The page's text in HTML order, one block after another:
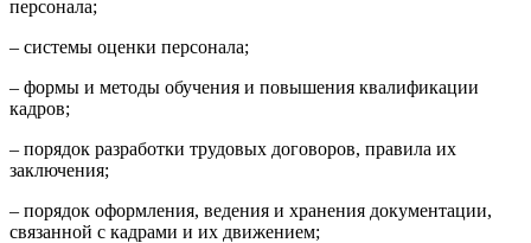
персонала;
– системы оценки персонала;
– формы и методы обучения и повышения квалификации
кадров;
– порядок разработки трудовых договоров, правила их
заключения;
– порядок оформления, ведения и хранения документации,
связанной с кадрами и их движением;